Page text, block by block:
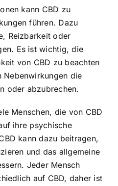
kann CBD zu
führen. Dazu
Reizbarkeit oder
Es ist wichtig, die
von CBD zu beachten
Nebenwirkungen die
oder abzubrechen.
Menschen, die von CBD
ihre psychische
kann dazu beitragen,
und das allgemeine
Jeder Mensch
auf CBD, daher ist